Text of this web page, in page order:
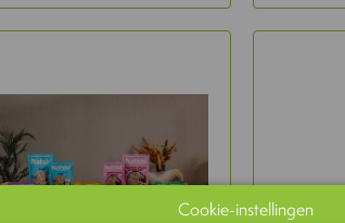
Cookie-instellingen